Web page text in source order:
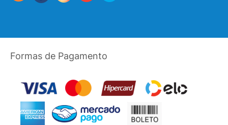
Formas de Pagamento